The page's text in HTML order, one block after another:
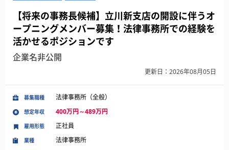
【将来の事務長候補】立川新支店の開設に伴うオ
ープニングメンバー募集！法律事務所での経験を
活かせるポジションです
企業名非公開
更新日：2026年08月05日
募集職種 法律事務所（全般）
想定年収 400万円～489万円
業種 法律事務所
雇用形態 正社員